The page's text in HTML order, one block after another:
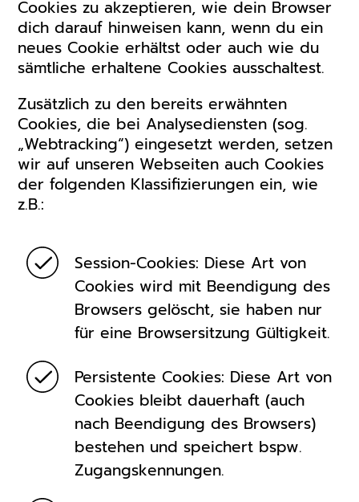
Cookies zu akzeptieren, wie dein Browser
dich darauf hinweisen kann, wenn du ein
neues Cookie erhältst oder auch wie du
sämtliche erhaltene Cookies ausschaltest.
Zusätzlich zu den bereits erwähnten
Cookies, die bei Analysediensten (sog.
„Webtracking“) eingesetzt werden, setzen
wir auf unseren Webseiten auch Cookies
der folgenden Klassifizierungen ein, wie
z.B.:
Session-Cookies: Diese Art von
Cookies wird mit Beendigung des
Browsers gelöscht, sie haben nur
für eine Browsersitzung Gültigkeit.
Persistente Cookies: Diese Art von
Cookies bleibt dauerhaft (auch
nach Beendigung des Browsers)
bestehen und speichert bspw.
Zugangskennungen.